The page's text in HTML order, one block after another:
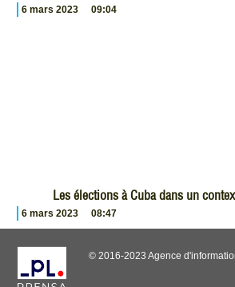
6 mars 2023 09:04
Les élections à Cuba dans un
6 mars 2023 08:47
© 2016-2023 Agence